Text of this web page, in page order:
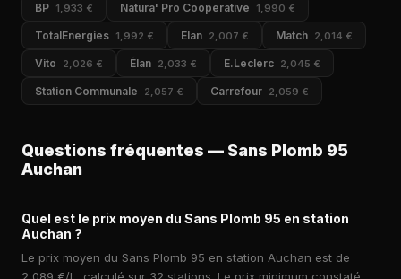
BP 1,933 € Natura' Pro Cooperative 1,990 €
TotalEnergies 1,992 € Elan 2,007 € Match 2,014 €
Vito 2,026 € Élan 2,033 € E.Leclerc 2,045 €
Station Communale 2,057 € Carrefour 2,059 €
Questions fréquentes — Sans Plomb 95
Auchan
Quel est le prix moyen du Sans Plomb 95 en station
Auchan ?
Le prix moyen du Sans Plomb 95 en station Auchan est de